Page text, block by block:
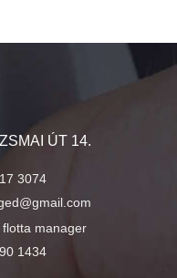
ÚT 14.
3074
manager
1434